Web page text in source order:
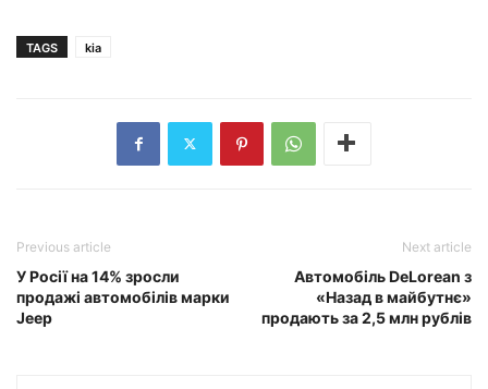
TAGS kia
Previous article
У Росії на 14% зросли
продажі автомобілів марки
Jeep
Next article
Автомобіль DeLorean з
«Назад в майбутнє»
продають за 2,5 млн рублів